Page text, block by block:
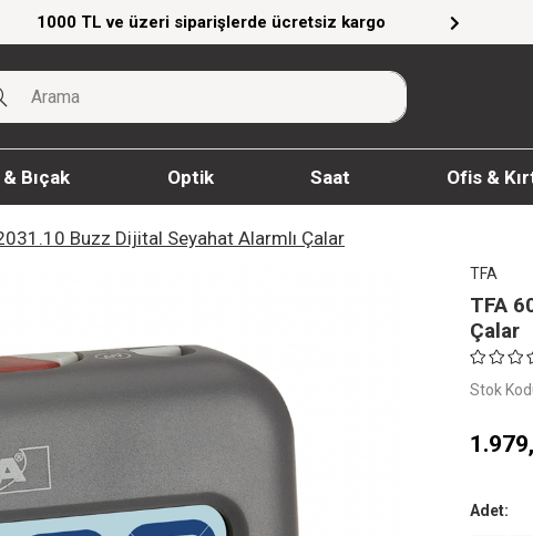
Giyim Ürünlerinde %20'ye Varan İndirim!
& Bıçak Optik Saat Ofis &
Buzz Dijital Seyahat Alarmlı Çalar
TFA
TFA
Çalar
Stok